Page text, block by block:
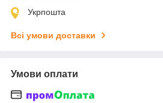
Укрпошта
Всі умови доставки
Умови оплати